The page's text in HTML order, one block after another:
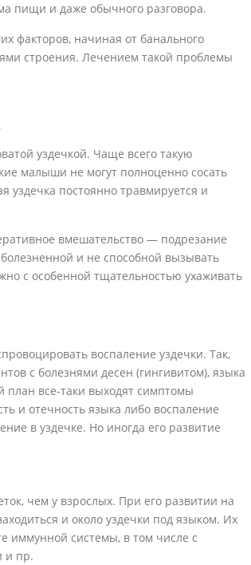
пищи и даже обычного разговора.
факторов, начиная от банального
строения. Лечением такой проблемы
уздечкой. Чаще всего такую
малыши не могут полноценно сосать
уздечка постоянно травмируется и
вмешательство — подрезание
и не способной вызывать
с особенной тщательностью ухаживать
воспаление уздечки. Так,
с болезнями десен (гингивитом), языка
план все-таки выходят симптомы
и отечность языка либо воспаление
в уздечке. Но иногда его развитие
чем у взрослых. При его развитии на
и около уздечки под языком. Их
иммунной системы, в том числе с
и пр.